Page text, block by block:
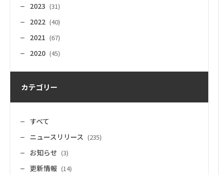
2023 (31)
2022 (40)
2021 (67)
2020 (45)
カテゴリー
すべて
ニュースリリース (235)
お知らせ (3)
更新情報 (14)